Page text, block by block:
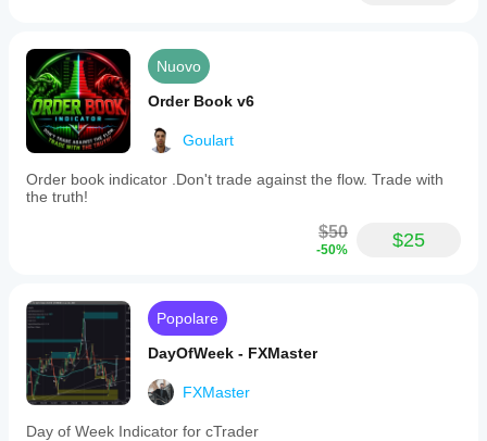
Nuovo
Order Book v6
Goulart
Order book indicator .Don't trade against the flow. Trade with
the truth!
$50
-50% $25
Popolare
DayOfWeek - FXMaster
FXMaster
Day of Week Indicator for cTrader